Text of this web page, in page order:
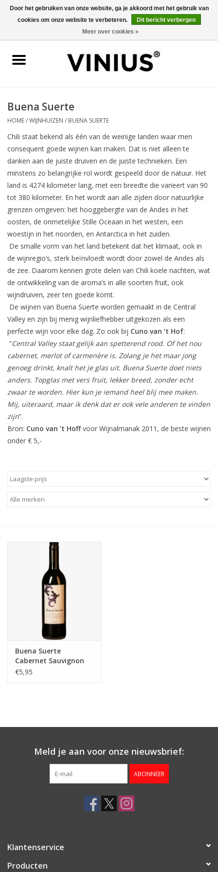
0 Artikelen - €0,00
Wijn per kleur/soort
Wijnproeverij
Over Vinius
Wijnhuizen
Aanbieding
Buena Suerte
HOME/WIJNHUIZEN / BUENA SUERTE
Chili staat bekend als één van de weinige landen waar men
consequent goede wijnen kan maken. Dat is niet alleen te
danken aan de juiste druiven en de juiste technieken. Een
minstens zo belangrijke rol wordt gespeeld door de natuur. Het
land is 4274 kilometer lang, met een breedte die varieert van 90
tot 380 kilometer. En het wordt aan alle zijden door natuurlijke
grenzen omgeven: het hooggebergte van de Andes in het
oosten, de onmetelijke Stille Oceaan in het westen, een
woestijn in het noorden, en Antarctica in het zuiden.
De smalle vorm van het land betekent dat het klimaat, ook in
de wijnregio’s, sterk beïnvloedt wordt door zowel de Andes als
de zee. Daarom kennen grote delen van Chili koele nachten, wat
de ontwikkeling van de aroma’s in alle soorten fruit, ook
wijndruiven, zeer ten goede komt.
De wijnen van Buena Suerte worden gemaakt in de Central
Valley en zijn bij menig wijnliefhebber uitgekozen als een
perfecte wijn voor elke dag. Zo ook bij Cuno van ’t Hof:
“Central Valley staat gelijk aan spetterend rood. Of het nou
cabernet, merlot of carmenère is. Zolang je het maar jong
genoeg drinkt, knalt het je glas uit. Buena Suerte doet niets
anders. Topglas met vers fruit, lekker breed, zonder echt
zwaar te worden. Hier kun je iemand heel blij mee maken.
Mij, uiteraard, maar ik denk dat er ook vele anderen te vinden
zijn”.
Bron: Cuno van ’t Hoffvoor Wijnalmanak 2011, de beste wijnen
onder € 5,-
Buena Suerte
Cabernet Sauvignon
€5,95
Meld je aan voor onze nieuwsbrief:
ABONNEER
Klantenservice
Producten
Door het gebruiken van onze website, ga je akkoord met het gebruik van
cookies om onze website te verbeteren.
Dit bericht verbergen
Meer over cookies »